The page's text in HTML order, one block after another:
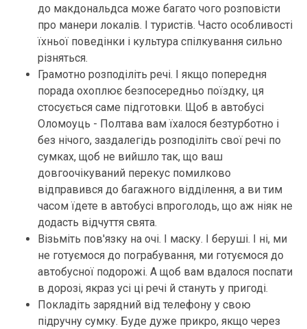
до макдональдса може багато чого розповісти
про манери локалів. І туристів. Часто особливості
їхньої поведінки і культура спілкування сильно
різняться.
Грамотно розподіліть речі. І якщо попередня
порада охоплює безпосередньо поїздку, ця
стосується саме підготовки. Щоб в автобусі
Оломоуць - Полтава вам їхалося безтурботно і
без нічого, заздалегідь розподіліть свої речі по
сумках, щоб не вийшло так, що ваш
довгоочікуваний перекус помилково
відправився до багажного відділення, а ви тим
часом їдете в автобусі впроголодь, що аж ніяк не
додасть відчуття свята.
Візьміть пов'язку на очі. І маску. І беруші. І ні, ми
не готуємося до пограбування, ми готуємося до
автобусної подорожі. А щоб вам вдалося поспати
в дорозі, якраз усі ці речі й стануть у пригоді.
Покладіть зарядний від телефону у свою
підручну сумку. Буде дуже прикро, якщо через